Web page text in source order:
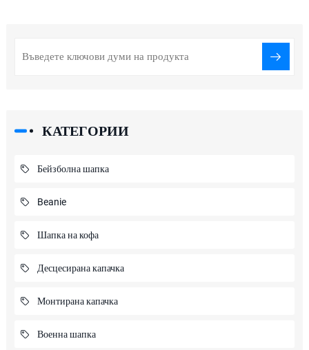
КАТЕГОРИИ
Бейзболна шапка
Beanie
Шапка на кофа
Десцесирана капачка
Монтирана капачка
Военна шапка